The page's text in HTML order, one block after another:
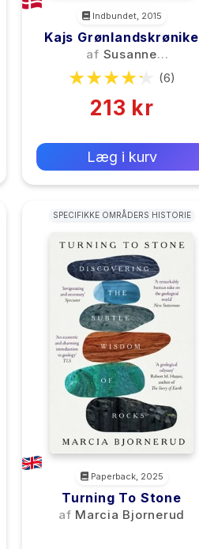
Indbundet, 2015
Kajs Grønlandskrønike
af Susanne
Christiansen(6)
213 kr
Læg i kurv
SPECIFIKKE OMRÅDERS HISTORIE
Paperback, 2025
Turning To Stone
af Marcia Bjornerud